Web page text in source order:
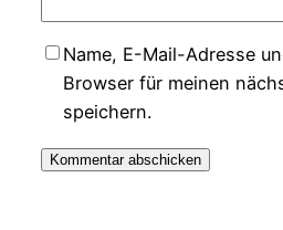
Name, E-Mail-Adresse
Browser für meinen
speichern.